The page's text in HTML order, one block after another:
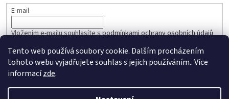
Tento web používá soubory cookie. Dalším procházením
tohoto webu vyjadřujete souhlas s jejich používáním.. Více
informacízde.
E-mail
Vložením e-mailu souhlasíte spodmínkami ochrany osobních údajů
PŘIHLÁSIT SE